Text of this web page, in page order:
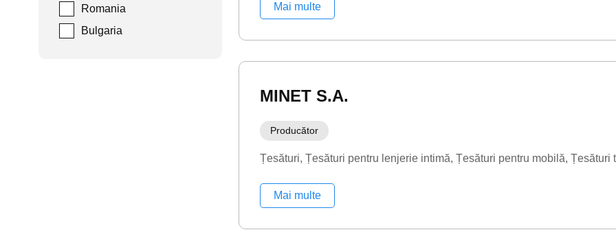
Romania
Bulgaria
Mai multe
MINET S.A.
Producător
Țesături Țesături pentru lenjerie intimă Țesături pentru mobilă Țesături
Mai multe